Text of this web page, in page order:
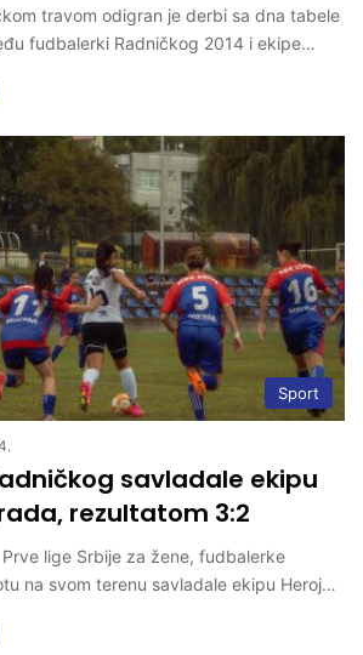
travom odigran je derbi sa dna tabele
fudbalerki Radničkog 2014 i ekipe…
Sport
savladale ekipu
rezultatom 3:2
lige Srbije za žene, fudbalerke
na svom terenu savladale ekipu Heroj…